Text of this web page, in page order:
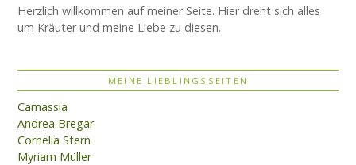
Herzlich willkommen auf meiner Seite. Hier dreht sich alles
um Kräuter und meine Liebe zu diesen.
MEINE LIEBLINGSSEITEN
Camassia
Andrea Bregar
Cornelia Stern
Myriam Müller